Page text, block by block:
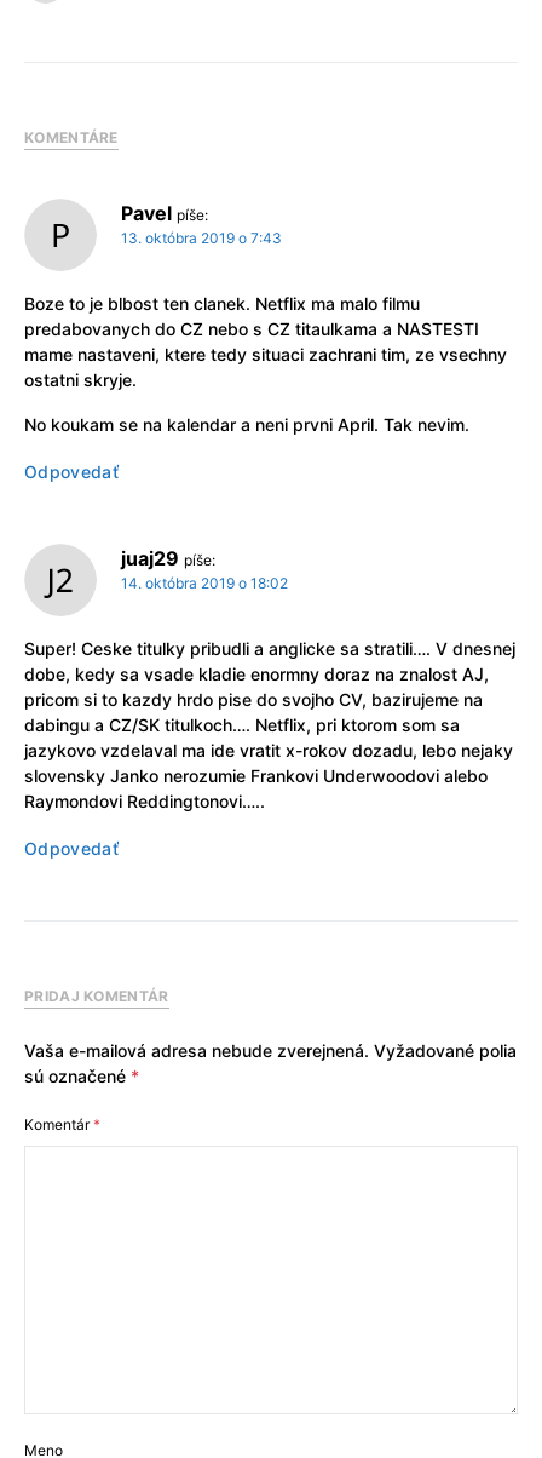
KOMENTÁRE
Pavel píše:
13. októbra 2019 o 7:43
Boze to je blbost ten clanek. Netflix ma malo filmu
predabovanych do CZ nebo s CZ titaulkama a NASTESTI
mame nastaveni, ktere tedy situaci zachrani tim, ze vsechny
ostatni skryje.
No koukam se na kalendar a neni prvni April. Tak nevim.
Odpovedať
juaj29 píše:
14. októbra 2019 o 18:02
Super! Ceske titulky pribudli a anglicke sa stratili…. V dnesnej
dobe, kedy sa vsade kladie enormny doraz na znalost AJ,
pricom si to kazdy hrdo pise do svojho CV, bazirujeme na
dabingu a CZ/SK titulkoch…. Netflix, pri ktorom som sa
jazykovo vzdelaval ma ide vratit x-rokov dozadu, lebo nejaky
slovensky Janko nerozumie Frankovi Underwoodovi alebo
Raymondovi Reddingtonovi…..
Odpovedať
PRIDAJ KOMENTÁR
Vaša e-mailová adresa nebude zverejnená. Vyžadované polia
sú označené *
Komentár*
Meno